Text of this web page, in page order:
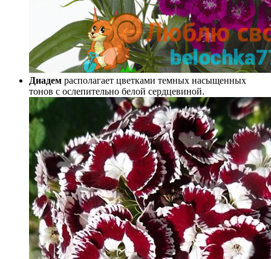
Диадем располагает цветками темных насыщенных
тонов с ослепительно белой сердцевиной.